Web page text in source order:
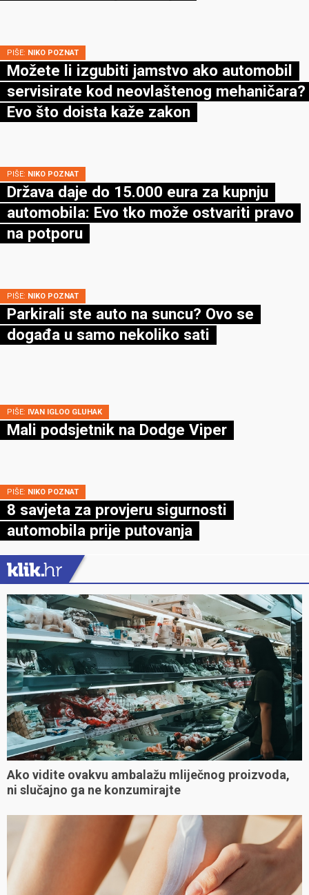
PIŠE: NIKO POZNAT
Možete li izgubiti jamstvo ako automobil
servisirate kod neovlaštenog mehaničara?
Evo što doista kaže zakon
PIŠE: NIKO POZNAT
Država daje do 15.000 eura za kupnju
automobila: Evo tko može ostvariti pravo
na potporu
PIŠE: NIKO POZNAT
Parkirali ste auto na suncu? Ovo se
događa u samo nekoliko sati
PIŠE: IVAN IGLOO GLUHAK
Mali podsjetnik na Dodge Viper
PIŠE: NIKO POZNAT
8 savjeta za provjeru sigurnosti
automobila prije putovanja
Ako vidite ovakvu ambalažu mliječnog proizvoda,
ni slučajno ga ne konzumirajte